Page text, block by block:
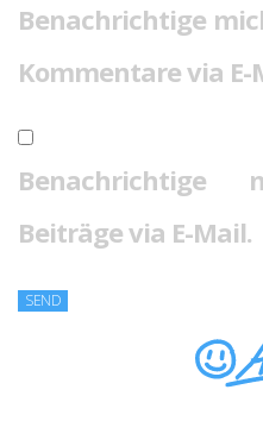
Benachrichtige
Kommentare via E-
Beiträge via E-Mail.